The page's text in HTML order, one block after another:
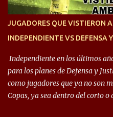
enfocamos en la preparación
JUGADORES QUE VISTIERON
INDEPENDIENTE VS DEFENSA
Independiente en los últimos
para los planes de Defensa y
como jugadores que ya no son
Copas, ya sea dentro del corto